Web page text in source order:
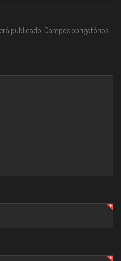
publicado. Campos obrigatórios